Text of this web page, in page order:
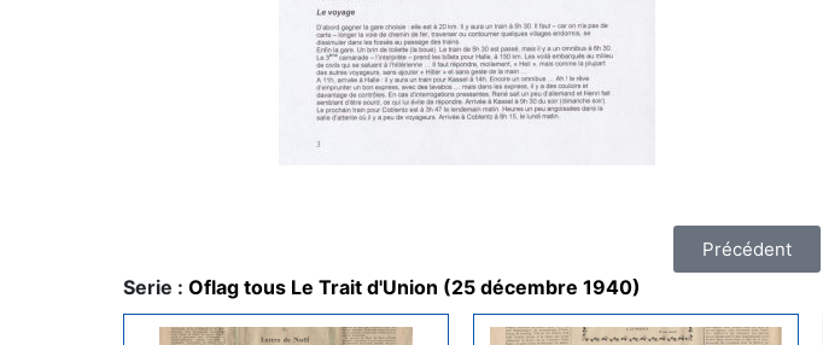
Précédent
Serie : Oflag tous Le Trait d'Union (25 décembre 1940)